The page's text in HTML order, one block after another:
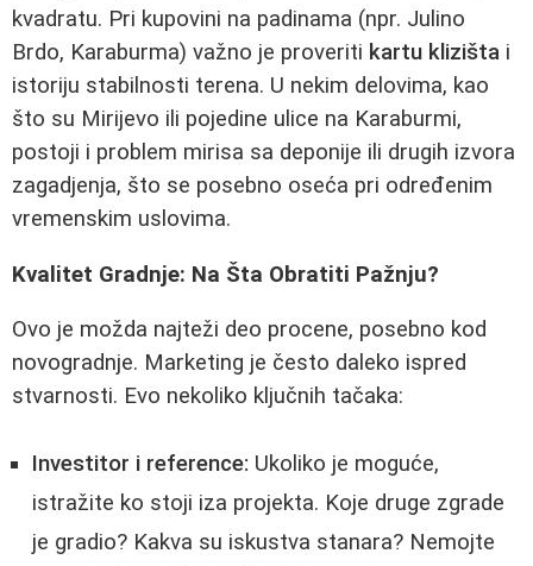
kvadratu. Pri kupovini na padinama (npr. Julino
Brdo, Karaburma) važno je proveriti kartu klizišta i
istoriju stabilnosti terena. U nekim delovima, kao
što su Mirijevo ili pojedine ulice na Karaburmi,
postoji i problem mirisa sa deponije ili drugih izvora
zagadjenja, što se posebno oseća pri određenim
vremenskim uslovima.
Kvalitet Gradnje: Na Šta Obratiti Pažnju?
Ovo je možda najteži deo procene, posebno kod
novogradnje. Marketing je često daleko ispred
stvarnosti. Evo nekoliko ključnih tačaka:
Investitor i reference: Ukoliko je moguće,
istražite ko stoji iza projekta. Koje druge zgrade
je gradio? Kakva su iskustva stanara? Nemojte